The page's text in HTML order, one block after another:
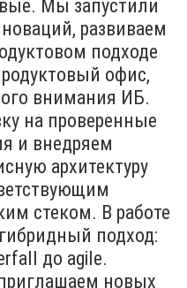
Мы запустили
развиваем
подходе
офис,
внимания ИБ.
на проверенные
и внедряем
архитектуру
стеком. В работе
подход:
до agile.
новых